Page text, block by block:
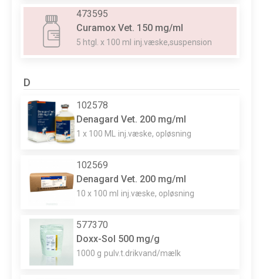
473595
Curamox Vet. 150 mg/ml
5 htgl. x 100 ml inj.væske,suspension
D
102578
Denagard Vet. 200 mg/ml
1 x 100 ML inj.væske, opløsning
102569
Denagard Vet. 200 mg/ml
10 x 100 ml inj.væske, opløsning
577370
Doxx-Sol 500 mg/g
1000 g pulv.t.drikvand/mælk